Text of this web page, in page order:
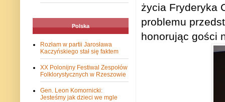
życia Fryderyka
problemu
honorując gości
Polska
Rozłam w partii Jarosława
Kaczyńskiego stał się faktem
XX Polonijny Festiwal Zespołów
Folklorystycznych w Rzeszowie
Gen. Leon Komornicki:
Jesteśmy jak dzieci we mgle